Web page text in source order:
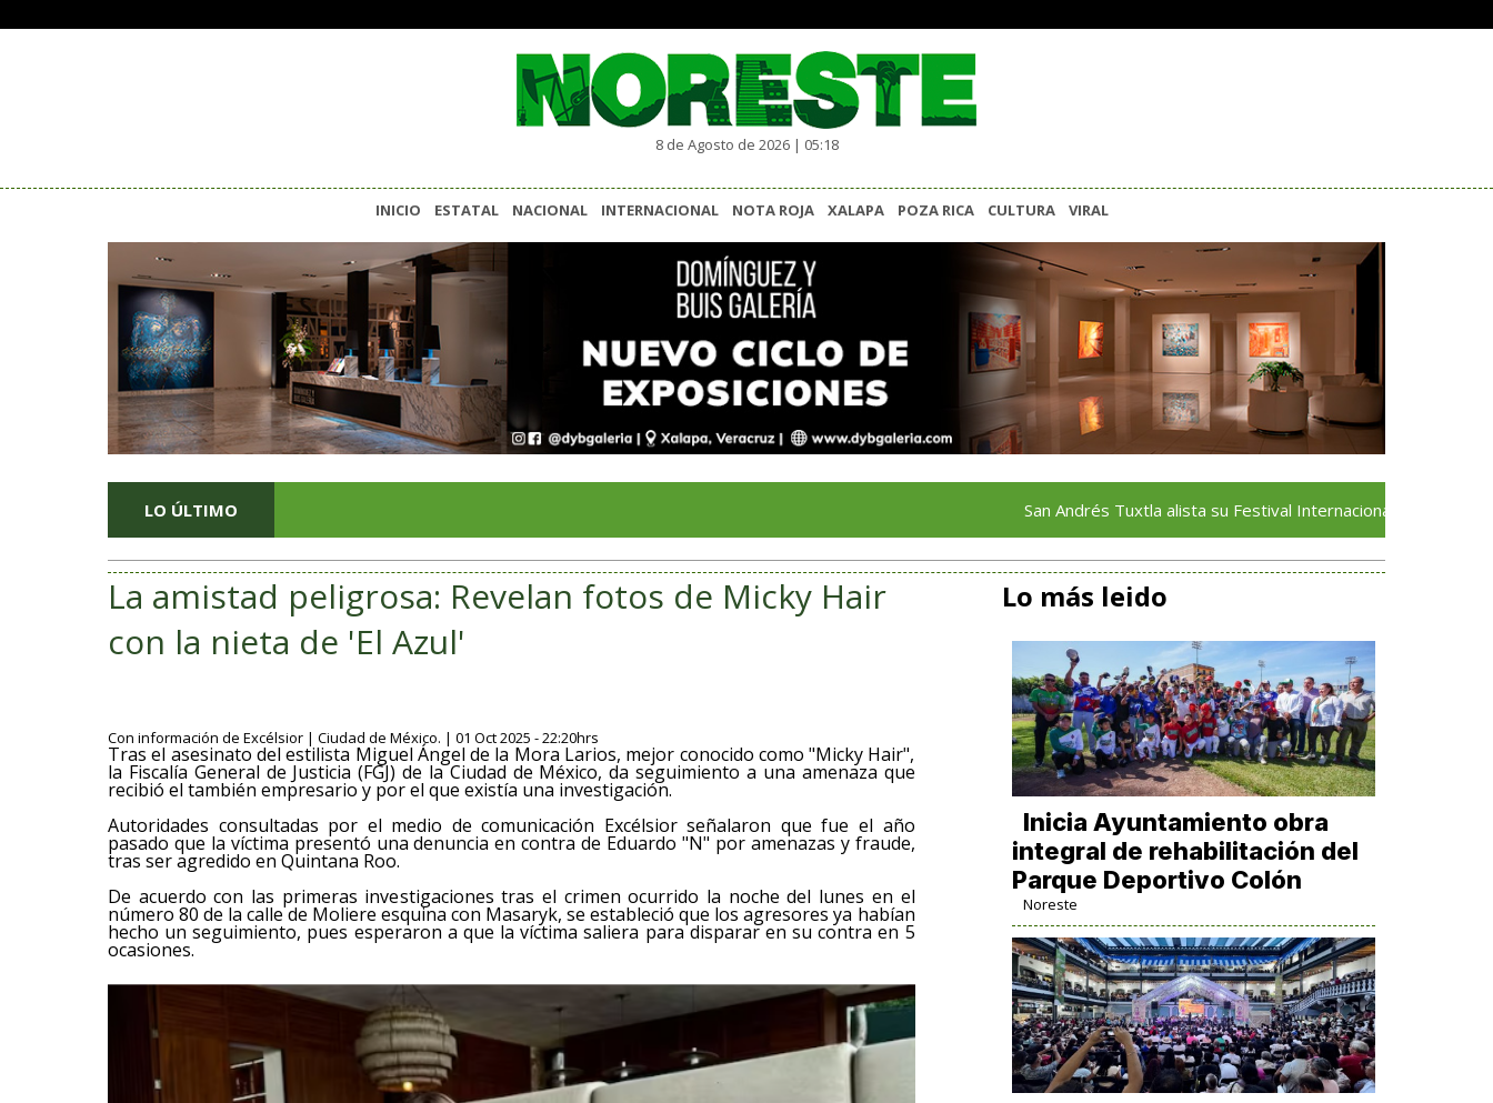
8 de Agosto de 2026 | 05:18
INICIO ESTATAL NACIONAL INTERNACIONAL NOTA ROJA XALAPA POZA RICA CULTURA VIRAL
LO ÚLTIMO San Andrés Tuxtla alista su Festival Internacional de Globos de Papel
La amistad peligrosa: Revelan fotos de Micky Hair
con la nieta de 'El Azul'
Con información de Excélsior | Ciudad de México. | 01 Oct 2025 - 22:20hrs
Tras el asesinato del estilista Miguel Ángel de la Mora Larios, mejor conocido como "Micky Hair",
la Fiscalía General de Justicia (FGJ) de la Ciudad de México, da seguimiento a una amenaza que
recibió el también empresario y por el que existía una investigación.
Autoridades consultadas por el medio de comunicación Excélsior señalaron que fue el año
pasado que la víctima presentó una denuncia en contra de Eduardo "N" por amenazas y fraude,
tras ser agredido en Quintana Roo.
De acuerdo con las primeras investigaciones tras el crimen ocurrido la noche del lunes en el
número 80 de la calle de Moliere esquina con Masaryk, se estableció que los agresores ya habían
hecho un seguimiento, pues esperaron a que la víctima saliera para disparar en su contra en 5
ocasiones.
Lo más leido
Inicia Ayuntamiento obra
integral de rehabilitación del
Parque Deportivo Colón
Noreste